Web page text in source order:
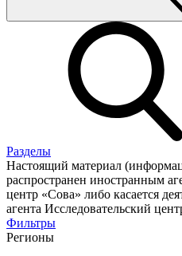
Разделы
Настоящий материал
распространен иностранным
центр «Сова» либо касается
агента Исследовательский
Фильтры
Регионы